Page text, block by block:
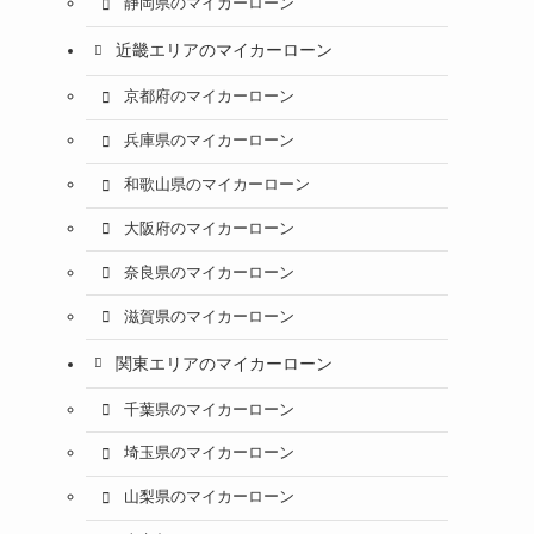
静岡県のマイカーローン
近畿エリアのマイカーローン
京都府のマイカーローン
兵庫県のマイカーローン
和歌山県のマイカーローン
大阪府のマイカーローン
奈良県のマイカーローン
滋賀県のマイカーローン
関東エリアのマイカーローン
千葉県のマイカーローン
埼玉県のマイカーローン
山梨県のマイカーローン